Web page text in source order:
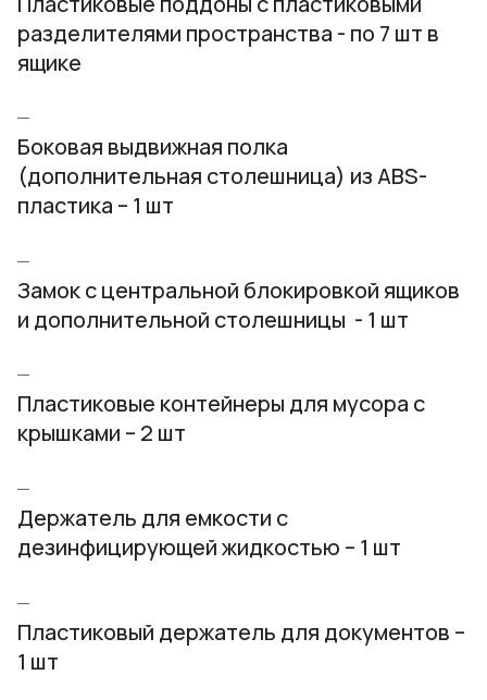
разделителями пространства - по 7 шт в
ящике
Боковая выдвижная полка
(дополнительная столешница) из ABS-
пластика – 1 шт
Замок с центральной блокировкой ящиков
и дополнительной столешницы - 1 шт
Пластиковые контейнеры для мусора с
крышками – 2 шт
Держатель для емкости с
дезинфицирующей жидкостью – 1 шт
Пластиковый держатель для документов –
1 шт